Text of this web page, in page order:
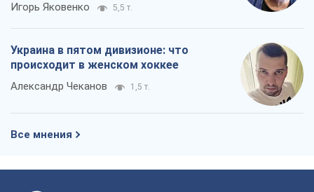
Игорь Яковенко 5,5 т.
Украина в пятом дивизионе: что
происходит в женском хоккее
Александр Чеканов 1,5 т.
Все мнения